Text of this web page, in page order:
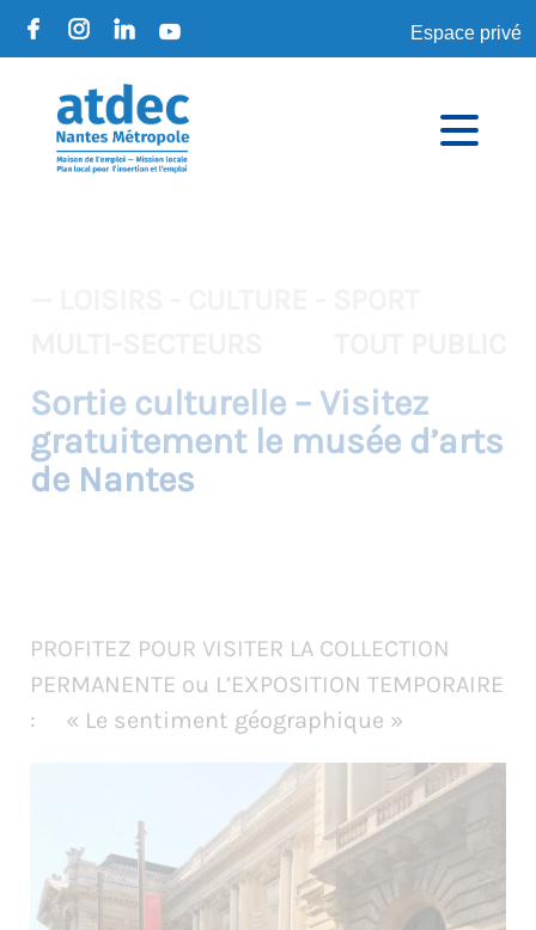
Espace privé
Sortie culturelle – Visitez
gratuitement le musée d’arts
de Nantes
PROFITEZ POUR VISITER LA COLLECTION
PERMANENTE ou L’EXPOSITION TEMPORAIRE
: « Le sentiment géographique »